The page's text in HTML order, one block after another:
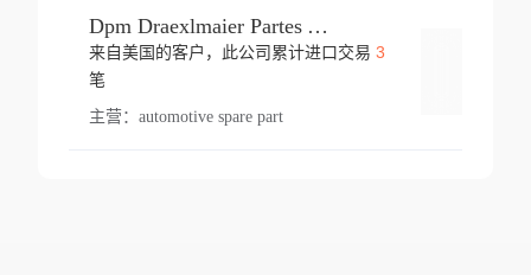
Dpm Draexlmaier Partes Automotrices Corr Ind Huejotzingo
来自美国的客户，此公司累计进口交易 3
笔
主营： automotive spare part